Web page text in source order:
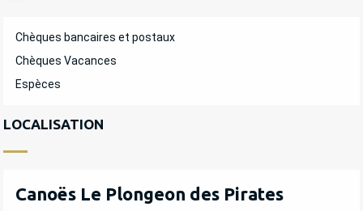
Chèques bancaires et postaux
Chèques Vacances
Espèces
LOCALISATION
Canoës Le Plongeon des Pirates